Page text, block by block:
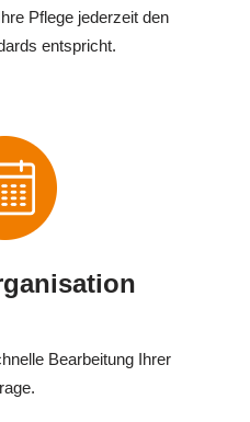
Pflege jederzeit den
entspricht.
Bearbeitung Ihrer